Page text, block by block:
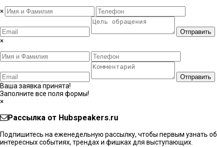
×
Отправить
×
Отправить
Ваша заявка принята!
Заполните все поля формы!
×
Рассылка от Hubspeakers.ru
Подпишитесь на еженедельную рассылку, чтобы первым узнать об
интересных событиях, трендах и фишках ​для выступающих.